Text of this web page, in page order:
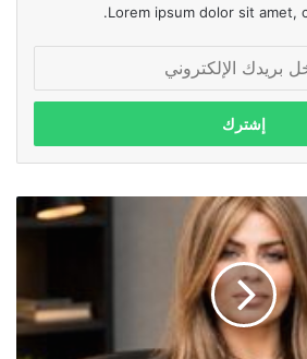
Lorem ipsum dolor sit amet,